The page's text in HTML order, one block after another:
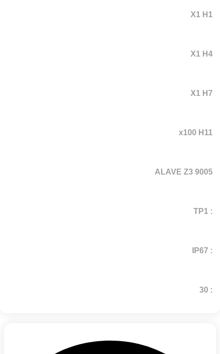
X1 H1
X1 H4
X1 H7
x100 H11
ALAVE Z3 9005
: TP1
: IP67
: 30